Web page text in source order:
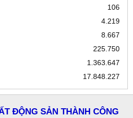
106
4.219
8.667
225.750
1.363.647
17.848.227
ĐỘNG SẢN THÀNH CÔNG